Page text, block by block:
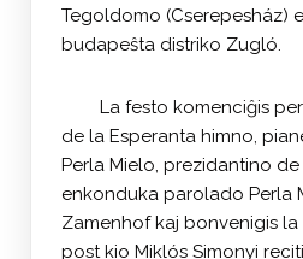
Tegoldomo (Cserepesház)
budapeŝta distriko Zugló.
La festo komenciĝis
de la Esperanta himno,
Perla Mielo, prezidantino de
enkonduka parolado Perla
Zamenhof kaj bonvenigis
post kio Miklós Simonyi